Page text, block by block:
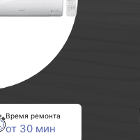
Время ремонта
от 30 мин